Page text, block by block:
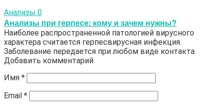
Анализы 0
Анализы при герпесе: кому и зачем нужны?
Наиболее распространенной патологией вирусного
характера считается герпесвирусная инфекция.
Заболевание передается при любом виде контакта
Добавить комментарий
Имя *
Email *